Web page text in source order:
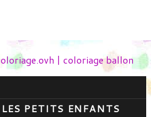
| coloriage ballon
PETITS ENFANTS